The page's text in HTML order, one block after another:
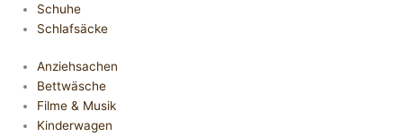
Schuhe
Schlafsäcke
Anziehsachen
Bettwäsche
Filme & Musik
Kinderwagen